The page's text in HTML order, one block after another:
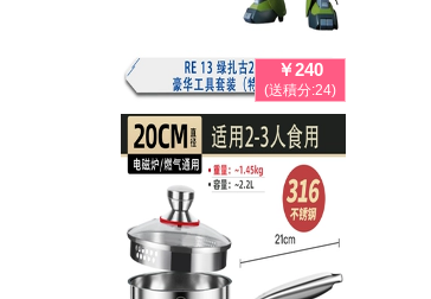
￥240
(送積分:24)